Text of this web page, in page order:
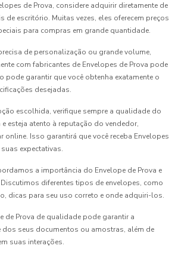
de Prova, considere adquirir diretamente de
de escritório. Muitas vezes, eles oferecem preços
para compras em grande quantidade.
de personalização ou grande volume,
com fabricantes de Envelopes de Prova pode
pode garantir que você obtenha exatamente o
desejadas.
escolhida, verifique sempre a qualidade do
esteja atento à reputação do vendedor,
online. Isso garantirá que você receba Envelopes
expectativas.
a importância do Envelope de Prova e
diferentes tipos de envelopes, como
dicas para seu uso correto e onde adquiri-los.
de Prova de qualidade pode garantir a
dos seus documentos ou amostras, além de
suas interações.